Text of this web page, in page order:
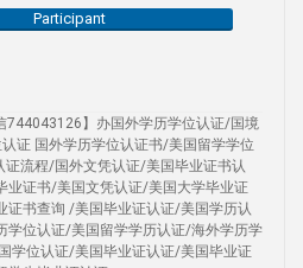
Participant
744043126】办国外学历学位认证/国境
证 国外学历学位认证书/美国留学学位
流程/国外文凭认证/美国毕业证书认
业证书/美国文凭认证/美国大学毕业证
证书查询 /美国毕业证认证/美国学历认
学位认证/美国留学学历认证/海外学历学
学位认证/美国毕业证认证/美国毕业证